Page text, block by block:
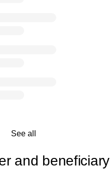
See all
and beneficiary